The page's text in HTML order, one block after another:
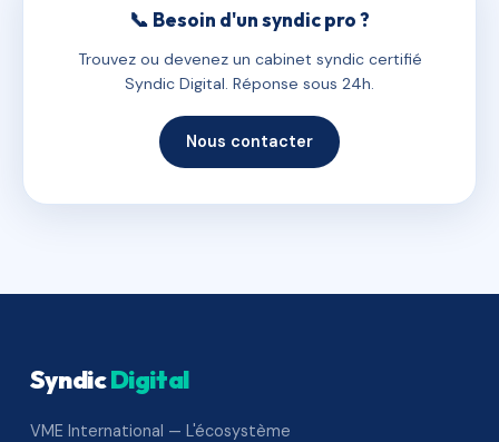
📞 Besoin d'un syndic pro ?
Trouvez ou devenez un cabinet syndic certifié
Syndic Digital. Réponse sous 24h.
Nous contacter
SyndicDigital
VME International — L'écosystème